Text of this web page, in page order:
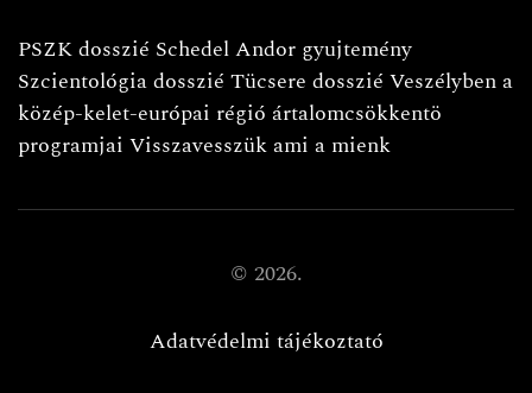
PSZK dosszié Schedel Andor gyujtemény
Szcientológia dosszié Tücsere dosszié Veszélyben a
közép-kelet-európai régió ártalomcsökkentö
programjai Visszavesszük ami a mienk
© 2026.
Adatvédelmi tájékoztató